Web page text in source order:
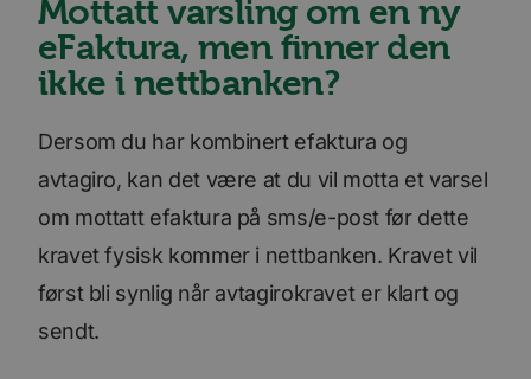
Mottatt varsling om en ny
eFaktura, men finner den
ikke i nettbanken?
Dersom du har kombinert efaktura og
avtagiro, kan det være at du vil motta et varsel
om mottatt efaktura på sms/e-post før dette
kravet fysisk kommer i nettbanken. Kravet vil
først bli synlig når avtagirokravet er klart og
sendt.